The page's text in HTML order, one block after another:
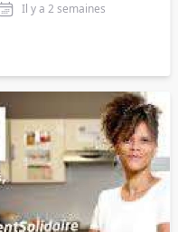
Il y a 2 semaines